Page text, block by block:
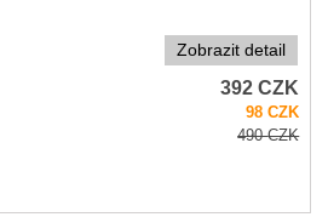
Zobrazit detail
392CZK
98CZK
490CZK